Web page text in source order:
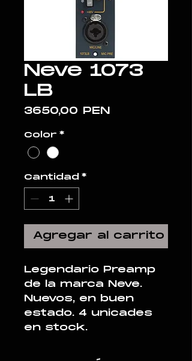
Neve 1073
LB
3650,00 PENPrecio
Color *
Cantidad *
Agregar al carrito
Legendario Preamp
de la marca Neve.
Nuevos, en buen
estado. 4 unicades
en stock.